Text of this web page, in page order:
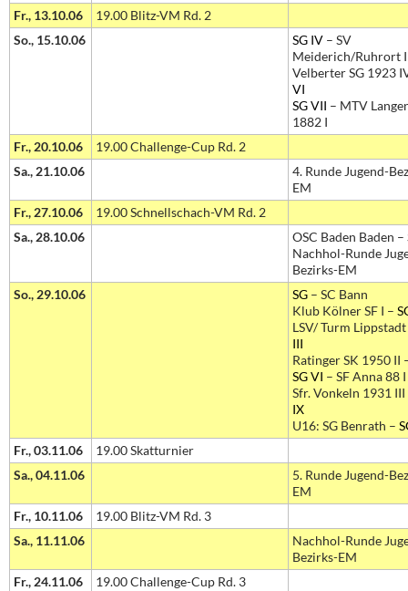
Fr., 13.10.06
19.00 Blitz-VM Rd. 2
So., 15.10.06
SG IV – SV
Meiderich/Ruhrort I
Velberter SG 1923
VI
SG VII – MTV
1882 I
Fr., 20.10.06
19.00 Challenge-Cup Rd. 2
Sa., 21.10.06
4. Runde Jugend-
EM
Fr., 27.10.06
19.00 Schnellschach-VM Rd. 2
Sa., 28.10.06
OSC Baden Baden –
Nachhol-Runde
Bezirks-EM
So., 29.10.06
SG – SC Bann
Klub Kölner SF I –
LSV/ Turm
III
Ratinger SK 1950 II
SG VI – SF Anna 88 I
Sfr. Vonkeln 1931
IX
U16: SG Benrath –
Fr., 03.11.06
19.00 Skatturnier
Sa., 04.11.06
5. Runde Jugend-
EM
Fr., 10.11.06
19.00 Blitz-VM Rd. 3
Sa., 11.11.06
Nachhol-Runde
Bezirks-EM
Fr., 24.11.06
19.00 Challenge-Cup Rd. 3